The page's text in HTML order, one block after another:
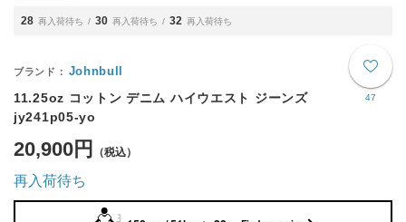
28 再入荷待ち 30 再入荷待ち 32 再入荷待ち
47
Johnbull
11.25oz コットン デニム ハイウエスト ジーンズ
jy241p05-yo
20,900円
再入荷待ち